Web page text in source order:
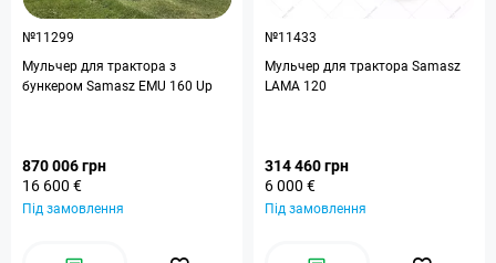
№11299
Мульчер для трактора з
бункером Samasz EMU 160 Up
870 006 грн
16 600 €
Під замовлення
№11433
Мульчер для трактора Samasz
LAMA 120
314 460 грн
6 000 €
Під замовлення